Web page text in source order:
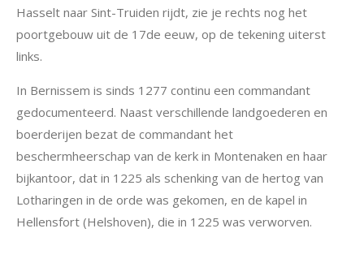
Hasselt naar Sint-Truiden rijdt, zie je rechts nog het
poortgebouw uit de 17de eeuw, op de tekening uiterst
links.
In Bernissem is sinds 1277 continu een commandant
gedocumenteerd. Naast verschillende landgoederen en
boerderijen bezat de commandant het
beschermheerschap van de kerk in Montenaken en haar
bijkantoor, dat in 1225 als schenking van de hertog van
Lotharingen in de orde was gekomen, en de kapel in
Hellensfort (Helshoven), die in 1225 was verworven.